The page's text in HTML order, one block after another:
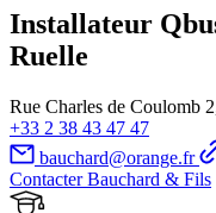
Installateur
Ruelle
Rue Charles de Coulomb
+33 2 38 43 47 47
bauchard@orange.fr
Contacter Bauchard & Fils